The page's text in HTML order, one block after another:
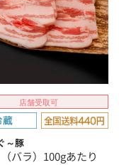
店舗受取可
～豚
バラ）100gあたり